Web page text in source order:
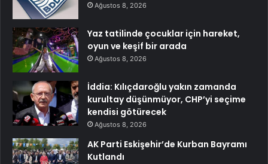
Ağustos 8, 2026
Yaz tatilinde çocuklar için hareket,
oyun ve keşif bir arada
Ağustos 8, 2026
İddia: Kılıçdaroğlu yakın zamanda
kurultay düşünmüyor, CHP’yi seçime
kendisi götürecek
Ağustos 8, 2026
AK Parti Eskişehir’de Kurban Bayramı
Kutlandı